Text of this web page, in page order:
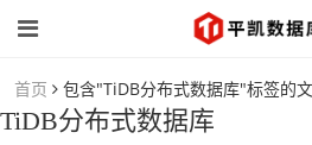
首页 包含"TiDB分布式数据库"标签的
TiDB分布式数据库